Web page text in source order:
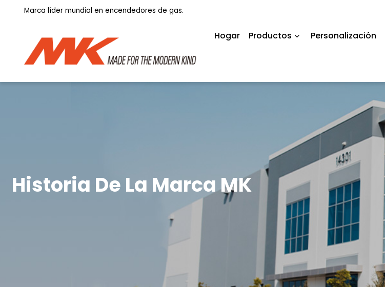
Marca líder mundial en encendedores de gas.
Hogar Productos Personalización
Historia De La Marca MK